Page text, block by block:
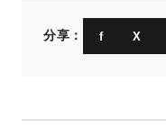
分享： f X